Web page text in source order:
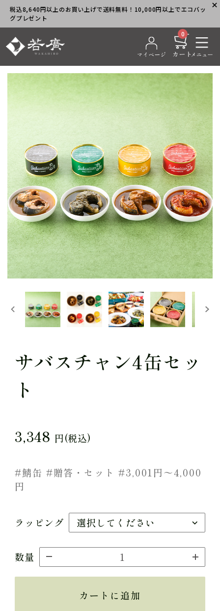
税込8,640円以上のお買い上げで送料無料！10,000円以上でエコバッ
グプレゼント
0
サバスチャン4缶セッ
ト
3,348 円(税込)
#鯖缶 #贈答・セット #3,001円〜4,000
円
ラッピング
数量
カートに追加